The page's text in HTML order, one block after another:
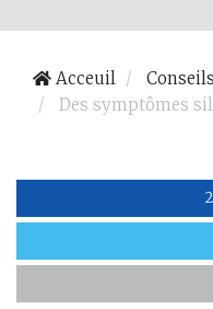
Acceuil
Conseils
Des symptômes